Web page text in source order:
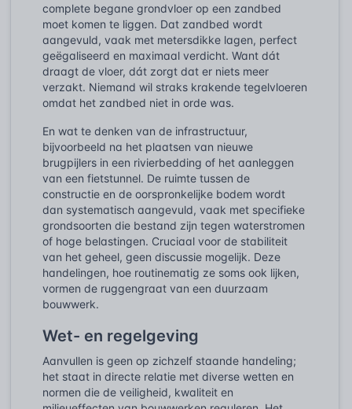
complete begane grondvloer op een zandbed
moet komen te liggen. Dat zandbed wordt
aangevuld, vaak met metersdikke lagen, perfect
geëgaliseerd en maximaal verdicht. Want dát
draagt de vloer, dát zorgt dat er niets meer
verzakt. Niemand wil straks krakende tegelvloeren
omdat het zandbed niet in orde was.
En wat te denken van de infrastructuur,
bijvoorbeeld na het plaatsen van nieuwe
brugpijlers in een rivierbedding of het aanleggen
van een fietstunnel. De ruimte tussen de
constructie en de oorspronkelijke bodem wordt
dan systematisch aangevuld, vaak met specifieke
grondsoorten die bestand zijn tegen waterstromen
of hoge belastingen. Cruciaal voor de stabiliteit
van het geheel, geen discussie mogelijk. Deze
handelingen, hoe routinematig ze soms ook lijken,
vormen de ruggengraat van een duurzaam
bouwwerk.
Wet- en regelgeving
Aanvullen is geen op zichzelf staande handeling;
het staat in directe relatie met diverse wetten en
normen die de veiligheid, kwaliteit en